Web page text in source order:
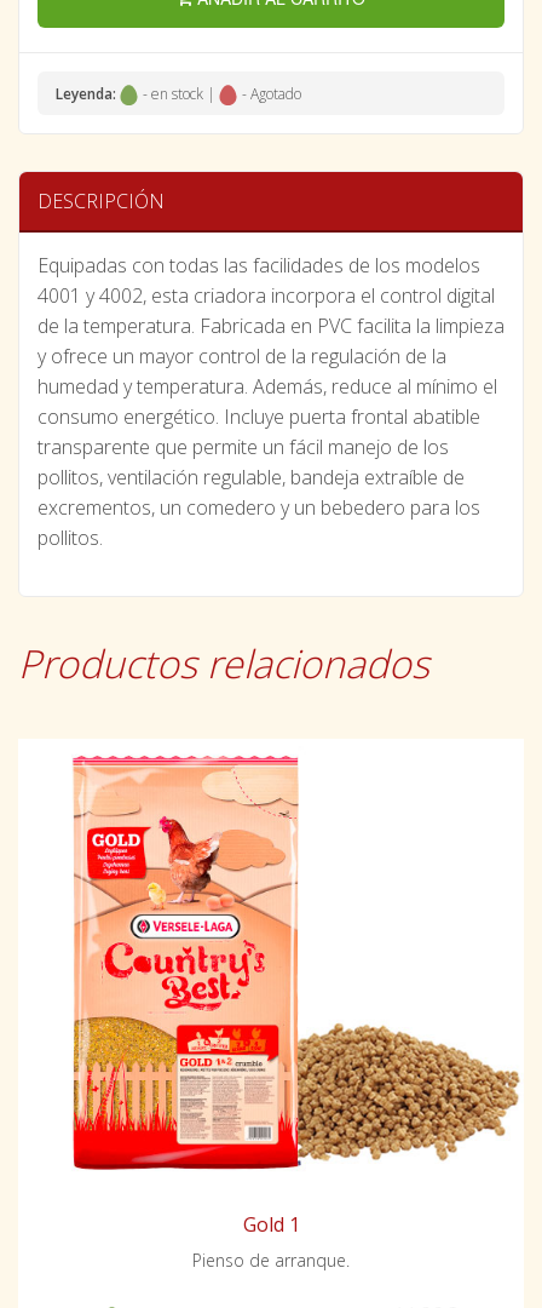
Leyenda: - en stock | - Agotado
DESCRIPCIÓN
Equipadas con todas las facilidades de los modelos
4001 y 4002, esta criadora incorpora el control digital
de la temperatura. Fabricada en PVC facilita la limpieza
y ofrece un mayor control de la regulación de la
humedad y temperatura. Además, reduce al mínimo el
consumo energético. Incluye puerta frontal abatible
transparente que permite un fácil manejo de los
pollitos, ventilación regulable, bandeja extraíble de
excrementos, un comedero y un bebedero para los
pollitos.
Productos relacionados
Gold 1
Pienso de arranque.